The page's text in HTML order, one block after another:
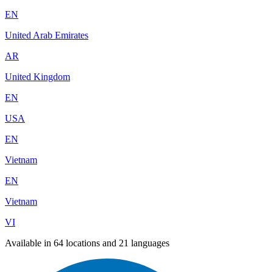
EN
United Arab Emirates
AR
United Kingdom
EN
USA
EN
Vietnam
EN
Vietnam
VI
Available in 64 locations and 21 languages